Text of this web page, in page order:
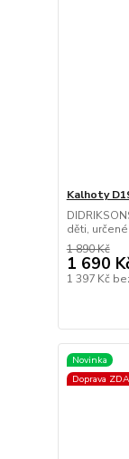
Kalhoty
děti,
1 890 Kč
1 690
1 397 Kč
Novinka
Doprava